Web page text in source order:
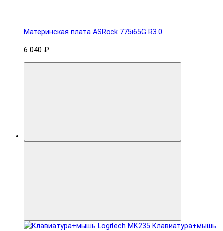
Материнская плата ASRock 775i65G R3.0
6 040 ₽
Клавиатура+мышь